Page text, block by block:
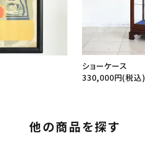
ショーケース
330,000円(税込)
他の商品を探す